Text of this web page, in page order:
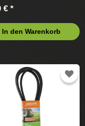
€ *
In den Warenkorb